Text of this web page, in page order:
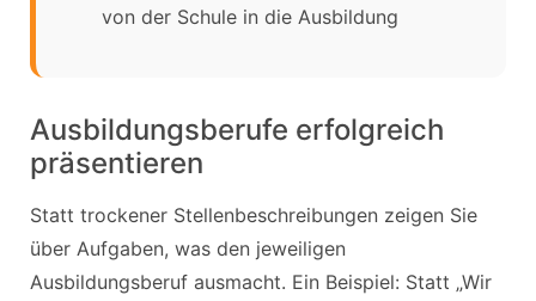
von der Schule in die Ausbildung
Ausbildungsberufe erfolgreich
präsentieren
Statt trockener Stellenbeschreibungen zeigen Sie
über Aufgaben, was den jeweiligen
Ausbildungsberuf ausmacht. Ein Beispiel: Statt „Wir